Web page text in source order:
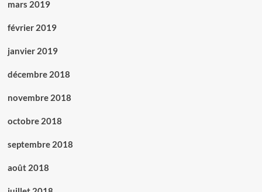
mars 2019
février 2019
janvier 2019
décembre 2018
novembre 2018
octobre 2018
septembre 2018
août 2018